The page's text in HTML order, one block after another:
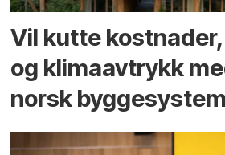
Vil kutte
og klima­avtrykk
norsk bygge­system